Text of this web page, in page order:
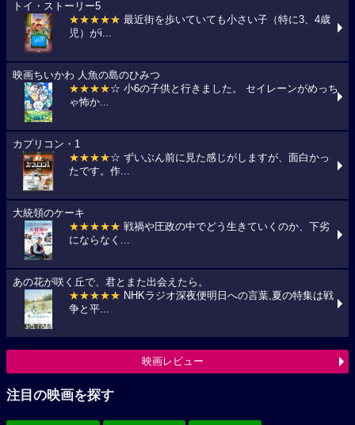
トイ・ストーリー5
★★★★★ 最近街を歩いていても小さい子（特に3、4歳
児）がi...
映画ちいかわ 人魚の島のひみつ
★★★★☆ 小6の子供と行きました。 セイレーンがめっち
ゃ怖か...
カプリコン・1
★★★★☆ ずいぶん前に見た感じがしますが、面白かっ
たです。作...
大統領のケーキ
★★★★★ 戦禍や圧政の中でどう生きていくのか、下劣
にならなく...
あの花が咲く丘で、君とまた出会えたら。
★★★★★ NHKラジオ深夜便明日への言葉,夏の特集は戦
争と平...
映画レビュー
注目の映画を探す